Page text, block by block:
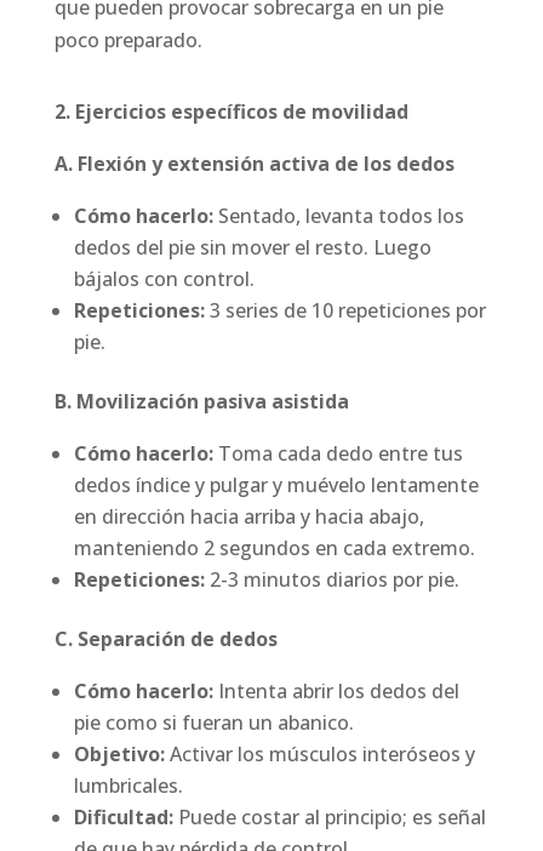
que pueden provocar sobrecarga en un pie
poco preparado.
2. Ejercicios específicos de movilidad
A. Flexión y extensión activa de los dedos
Cómo hacerlo:Sentado, levanta todos los
dedos del pie sin mover el resto. Luego
bájalos con control.
Repeticiones:3 series de 10 repeticiones por
pie.
B. Movilización pasiva asistida
Cómo hacerlo:Toma cada dedo entre tus
dedos índice y pulgar y muévelo lentamente
en dirección hacia arriba y hacia abajo,
manteniendo 2 segundos en cada extremo.
Repeticiones:2-3 minutos diarios por pie.
C. Separación de dedos
Cómo hacerlo:Intenta abrir los dedos del
pie como si fueran un abanico.
Objetivo:Activar los músculos interóseos y
lumbricales.
Dificultad:Puede costar al principio; es señal